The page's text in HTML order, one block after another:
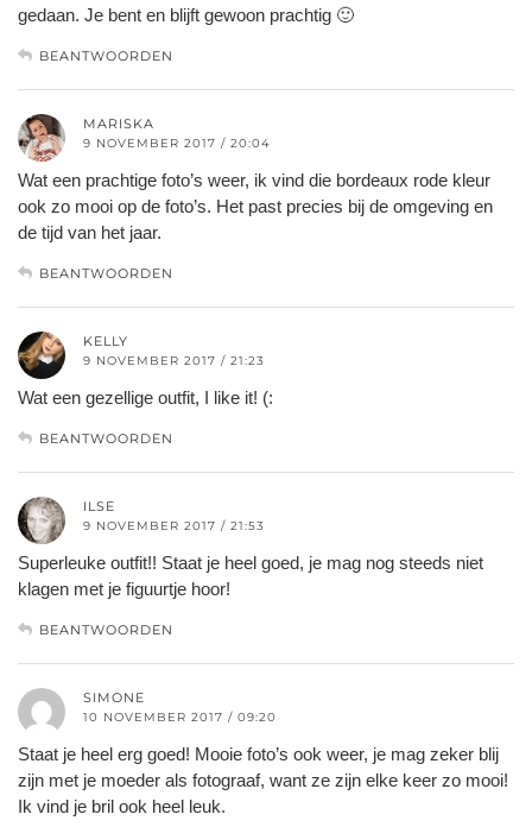
gedaan. Je bent en blijft gewoon prachtig 🙂
BEANTWOORDEN
MARISKA
9 NOVEMBER 2017 / 20:04
Wat een prachtige foto’s weer, ik vind die bordeaux rode kleur
ook zo mooi op de foto’s. Het past precies bij de omgeving en
de tijd van het jaar.
BEANTWOORDEN
KELLY
9 NOVEMBER 2017 / 21:23
Wat een gezellige outfit, I like it! (:
BEANTWOORDEN
ILSE
9 NOVEMBER 2017 / 21:53
Superleuke outfit!! Staat je heel goed, je mag nog steeds niet
klagen met je figuurtje hoor!
BEANTWOORDEN
SIMONE
10 NOVEMBER 2017 / 09:20
Staat je heel erg goed! Mooie foto’s ook weer, je mag zeker blij
zijn met je moeder als fotograaf, want ze zijn elke keer zo mooi!
Ik vind je bril ook heel leuk.